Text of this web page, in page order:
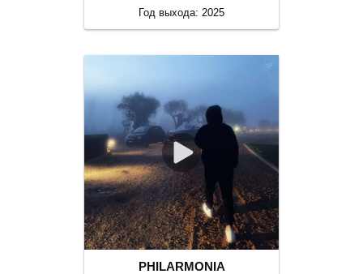
Год выхода: 2025
PHILARMONIA